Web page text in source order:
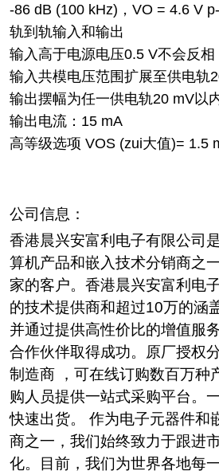
-86 dB (100 kHz)，VO = 4.6 V
轨到轨输入和输出
输入高于电源电压0.5 V不会反相
输入共模电压范围扩展至供电轨
输出摆幅为任一供电轨20 mV以
输出电流：15 mA
高等级选项 VOS (zui大值)= 1.5
公司信息：
香港晨兴安富利电子有限公司
算机产品和嵌入技术分销商之
家的客户。香港晨兴安富利电
的技术提供商和超过10万的涵
并通过提供高性价比的增值服
合作伙伴取得成功。原厂授权
制造商
，可在线订购数百万
购人员提供一站式采购平台。
快速出货。
作为电子元器件和
商之一，我们始终致力于跟进
化。目前，我们为世界各地每